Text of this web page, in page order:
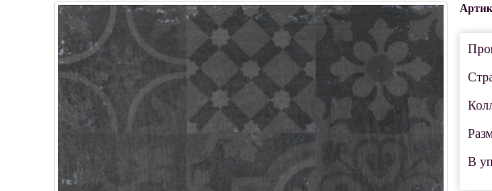
В